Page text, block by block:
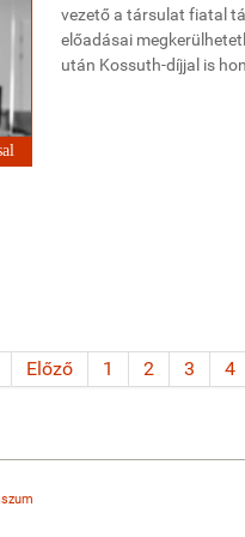
vezető a társulat fiatal
előadásai
után Kossuth-díjjal is
Előző 1 2 3 4